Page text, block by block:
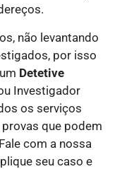
não levantando
por isso
Detetive
Investigador
os serviços
que podem
com a nossa
seu caso e